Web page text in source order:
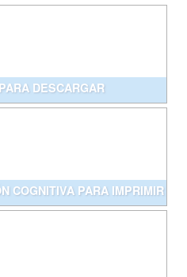
DESCARGAR
COGNITIVA PARA IMPRIMIR